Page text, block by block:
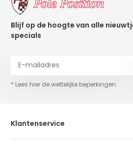
Blijf op de hoogte van alle
specials
* Lees hier de wettelijke beperkingen
Klantenservice